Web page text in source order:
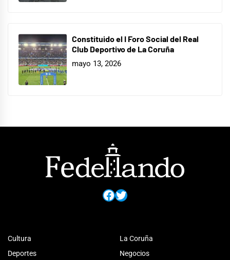
Constituido el I Foro Social del Real
Club Deportivo de La Coruña
mayo 13, 2026
Facebook
Twitter
Cultura
Deportes
La Coruña
Negocios